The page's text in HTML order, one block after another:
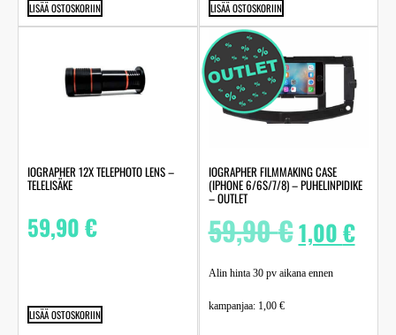
LISÄÄ OSTOSKORIIN LISÄÄ OSTOSKORIIN
IOGRAPHER 12X TELEPHOTO LENS –
TELELISÄKE
59,90€
LISÄÄ OSTOSKORIIN
IOGRAPHER FILMMAKING CASE
(IPHONE 6/6S/7/8) – PUHELINPIDIKE
– OUTLET
59,90€1,00€
Alin hinta 30 pv aikana ennen
kampanjaa: 1,00 €